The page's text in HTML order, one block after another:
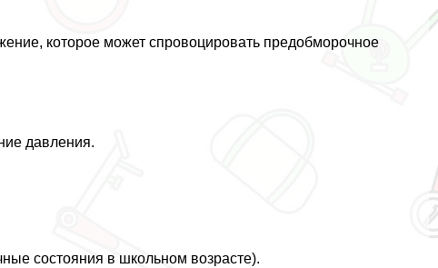
которое может спровоцировать предобморочное
давления.
состояния в школьном возрасте).